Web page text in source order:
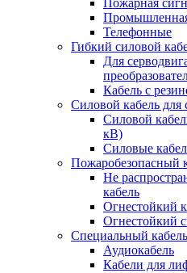
Пожарная
Телефонные
Гибкий силовой
Для
Кабель с
Силовой кабель для
Силовой
кВ)
Силовые
Пожаробезопасный
Не
кабель
Огнестойкий
Огнестойкий
Специальный кабель
Аудиокабель
Кабели для